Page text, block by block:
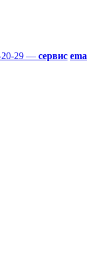
20-29 — сервис